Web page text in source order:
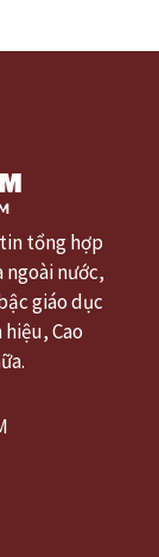
tổng hợp
ngoài nước,
giáo dục
Cao